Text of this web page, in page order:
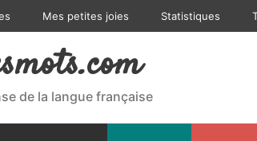
Mes petites joies Statistiques
de la langue française